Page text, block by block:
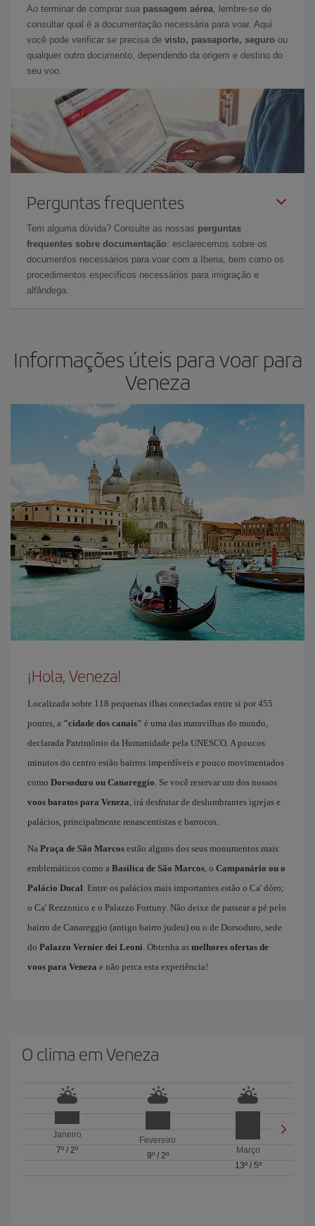
Ao terminar de comprar sua passagem aérea, lembre-se de
consultar qual é a documentação necessária para voar. Aqui
você pode verificar se precisa de visto, passaporte, seguro ou
qualquer outro documento, dependendo da origem e destino do
seu voo.
Perguntas frequentes
Tem alguma dúvida? Consulte as nossas perguntas
frequentes sobre documentação: esclarecemos sobre os
documentos necessários para voar com a Iberia, bem como os
procedimentos específicos necessários para imigração e
alfândega.
Informações úteis para voar para
Veneza
¡Hola, Veneza!
Localizada sobre 118 pequenas ilhas conectadas entre si por 455
pontes, a "cidade dos canais" é uma das maravilhas do mundo,
declarada Patrimônio da Humanidade pela UNESCO. A poucos
minutos do centro estão bairros imperdíveis e pouco movimentados
como Dorsoduro ou Canareggio. Se você reservar um dos nossos
voos baratos para Veneza, irá desfrutar de deslumbrantes igrejas e
palácios, principalmente renascentistas e barrocos.
Na Praça de São Marcos estão alguns dos seus monumentos mais
emblemáticos como a Basílica de São Marcos, o Campanário ou o
Palácio Ducal. Entre os palácios mais importantes estão o Ca' dóro;
o Ca' Rezzonico e o Palazzo Fortuny. Não deixe de passear a pé pelo
bairro de Canareggio (antigo bairro judeu) ou o de Dorsoduro, sede
do Palazzo Vernier dei Leoni. Obtenha as melhores ofertas de
voos para Veneza e não perca esta experiência!​ ​
O clima em Veneza
Janeiro
7º/ 2º
Fevereiro
9º/ 2º
Março
13º/ 5º